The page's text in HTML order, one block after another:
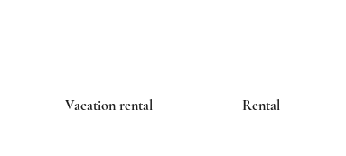
Vacation rental Rental